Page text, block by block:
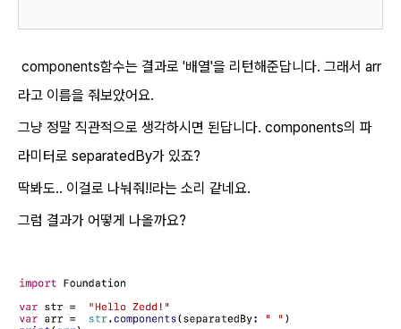
components함수는 결과로 '배열'을 리턴해준답니다. 그래서 arr
라고 이름을 줘보았어요.
그냥 정말 직관적으로 생각하시면 된답니다. components의 파
라미터로 separatedBy가 있죠?
딱봐도.. 이걸로 나눠줘!!라는 소리 같네요.
그럼 결과가 어떻게 나올까요?